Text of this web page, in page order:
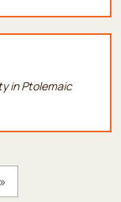
in Ptolemaic
»